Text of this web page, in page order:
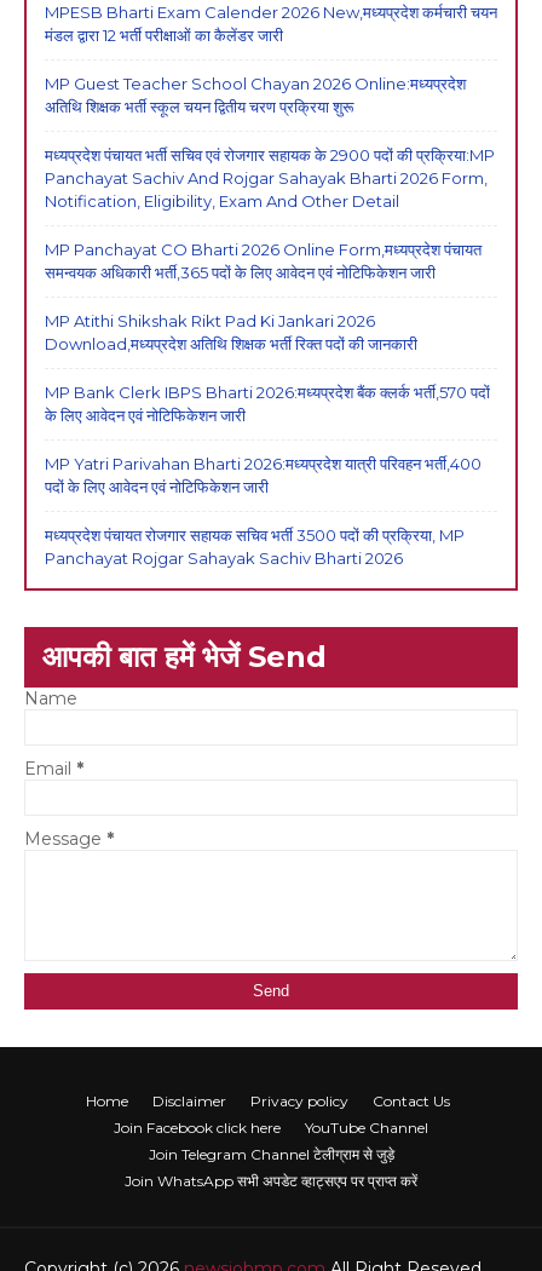
MPESB Bharti Exam Calender 2026 New,मध्यप्रदेश कर्मचारी चयन
मंडल द्वारा 12 भर्ती परीक्षाओं का कैलेंडर जारी
MP Guest Teacher School Chayan 2026 Online:मध्यप्रदेश
अतिथि शिक्षक भर्ती स्कूल चयन द्वितीय चरण प्रक्रिया शुरू
मध्यप्रदेश पंचायत भर्ती सचिव एवं रोजगार सहायक के 2900 पदों की प्रक्रिया:MP
Panchayat Sachiv And Rojgar Sahayak Bharti 2026 Form,
Notification, Eligibility, Exam And Other Detail
MP Panchayat CO Bharti 2026 Online Form,मध्यप्रदेश पंचायत
समन्वयक अधिकारी भर्ती,365 पदों के लिए आवेदन एवं नोटिफिकेशन जारी
MP Atithi Shikshak Rikt Pad Ki Jankari 2026
Download,मध्यप्रदेश अतिथि शिक्षक भर्ती रिक्त पदों की जानकारी
MP Bank Clerk IBPS Bharti 2026:मध्यप्रदेश बैंक क्लर्क भर्ती,570 पदों
के लिए आवेदन एवं नोटिफिकेशन जारी
MP Yatri Parivahan Bharti 2026:मध्यप्रदेश यात्री परिवहन भर्ती,400
पदों के लिए आवेदन एवं नोटिफिकेशन जारी
मध्यप्रदेश पंचायत रोजगार सहायक सचिव भर्ती 3500 पदों की प्रक्रिया, MP
Panchayat Rojgar Sahayak Sachiv Bharti 2026
आपकी बात हमें भेजें Send
Name
Email *
Message *
Home Disclaimer Privacy policy
Contact Us
Join Facebook click here
YouTube Channel
Join Telegram Channel टेलीग्राम से जुड़े
Join WhatsApp सभी अपडेट व्हाट्सएप पर प्राप्त करें